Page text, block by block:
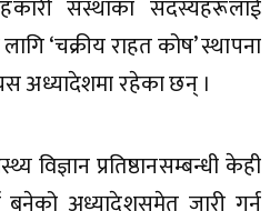
संस्थाका सदस्यहरूलाई
‘चक्रीय राहत कोष’ स्थापना
अध्यादेशमा रहेका छन् ।
विज्ञान प्रतिष्ठानसम्बन्धी केही